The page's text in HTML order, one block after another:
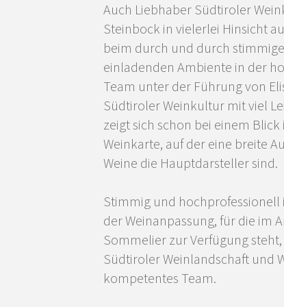
Auch Liebhaber Südtiroler
Steinbock in vielerlei Hinsicht
beim durch und durch
einladenden Ambiente in der
Team unter der Führung von
Südtiroler Weinkultur mit viel
zeigt sich schon bei einem
Weinkarte, auf der eine breite
Weine die Hauptdarsteller sind.
Stimmig und hochprofessionell
der Weinanpassung, für die im
Sommelier zur Verfügung
Südtiroler Weinlandschaft und
kompetentes Team.